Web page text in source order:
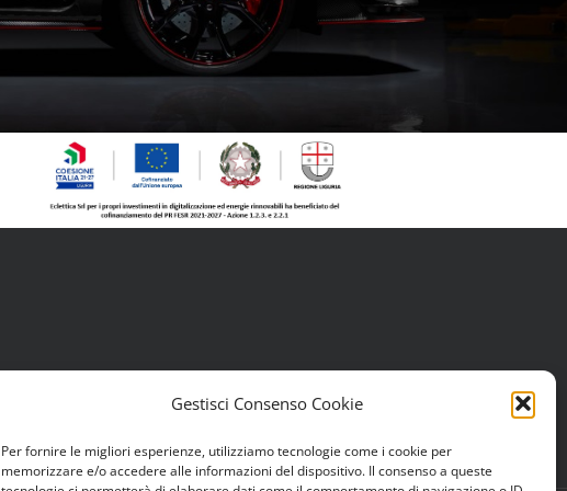
Gestisci Consenso Cookie
Per fornire le migliori esperienze, utilizziamo tecnologie come i cookie per
memorizzare e/o accedere alle informazioni del dispositivo. Il consenso a queste